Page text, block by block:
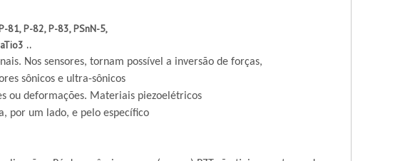
81, P-82, P-83, PSnN-5,
..
Nos sensores, tornam possível a inversão de forças,
sônicos e ultra-sônicos
ou deformações. Materiais piezoelétricos
por um lado, e pelo específico